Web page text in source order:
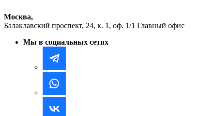
Москва,
Балаклавский проспект, 24, к. 1, оф. 1/1 Главный офис
Мы в социальных сетях